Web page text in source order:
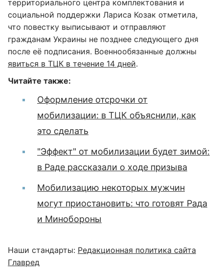
территориального центра комплектования и
социальной поддержки Лариса Козак отметила,
что повестку выписывают и отправляют
гражданам Украины не позднее следующего дня
после её подписания. Военнообязанные должны
явиться в ТЦК в течение 14 дней.
Читайте также:
Оформление отсрочки от
мобилизации: в ТЦК объяснили, как
это сделать
"Эффект" от мобилизации будет зимой:
в Раде рассказали о ходе призыва
Мобилизацию некоторых мужчин
могут приостановить: что готовят Рада
и Минобороны
Наши стандарты: Редакционная политика сайта
Главред